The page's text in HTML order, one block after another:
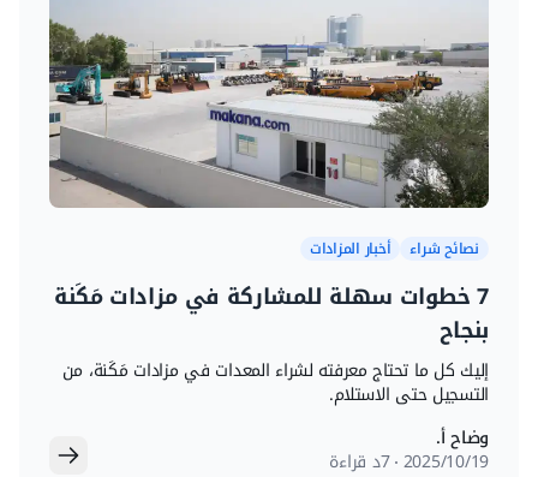
نصائح شراء أخبار المزادات
7 خطوات سهلة للمشاركة في مزادات مَكَنة
بنجاح
إليك كل ما تحتاج معرفته لشراء المعدات في مزادات مَكَنة، من
التسجيل حتى الاستلام.
وضاح أ.
19‏/10‏/2025 7د قراءة